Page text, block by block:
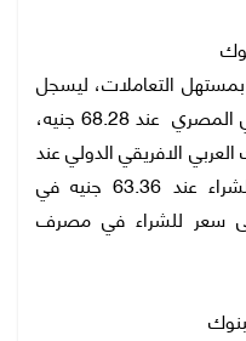
بمستهل التعاملات، ليسجل
أقل سعر للبيع في في البنك الأهلي المصري عند 68.28 جنيه،
الافريقي الدولي عند
68.85 جنيه، وسجل أقل سعر للشراء عند 63.36 جنيه في
سعر للشراء في مصرف